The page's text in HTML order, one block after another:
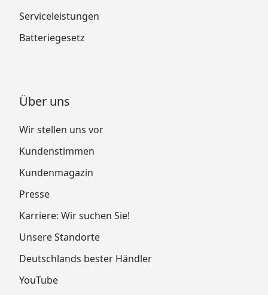
Serviceleistungen
Batteriegesetz
Über uns
Wir stellen uns vor
Kundenstimmen
Kundenmagazin
Presse
Karriere: Wir suchen Sie!
Unsere Standorte
Deutschlands bester Händler
YouTube